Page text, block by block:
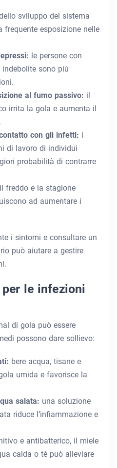
sviluppo del sistema
frequente esposizione nelle
le persone con
sono più
al fumo passivo: il
irrita la gola e aumenta il
con gli infetti: i
di lavoro di individui
probabilità di contrarre
il freddo e la stagione
ad aumentare i
i sintomi e consultare un
può aiutare a gestire
le infezioni
di gola può essere
possono dare sollievo:
bere acqua, tisane e
umida e favorisce la
salata: una soluzione
riduce l’infiammazione e
e antibatterico, il miele
calda o tè può alleviare